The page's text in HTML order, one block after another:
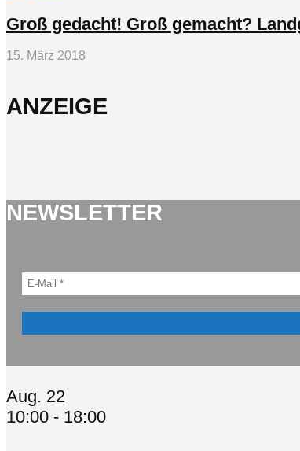
Groß gedacht! Groß gemacht?
15. März 2018
ANZEIGE
NEWSLETTER
Aug. 22
10:00 - 18:00